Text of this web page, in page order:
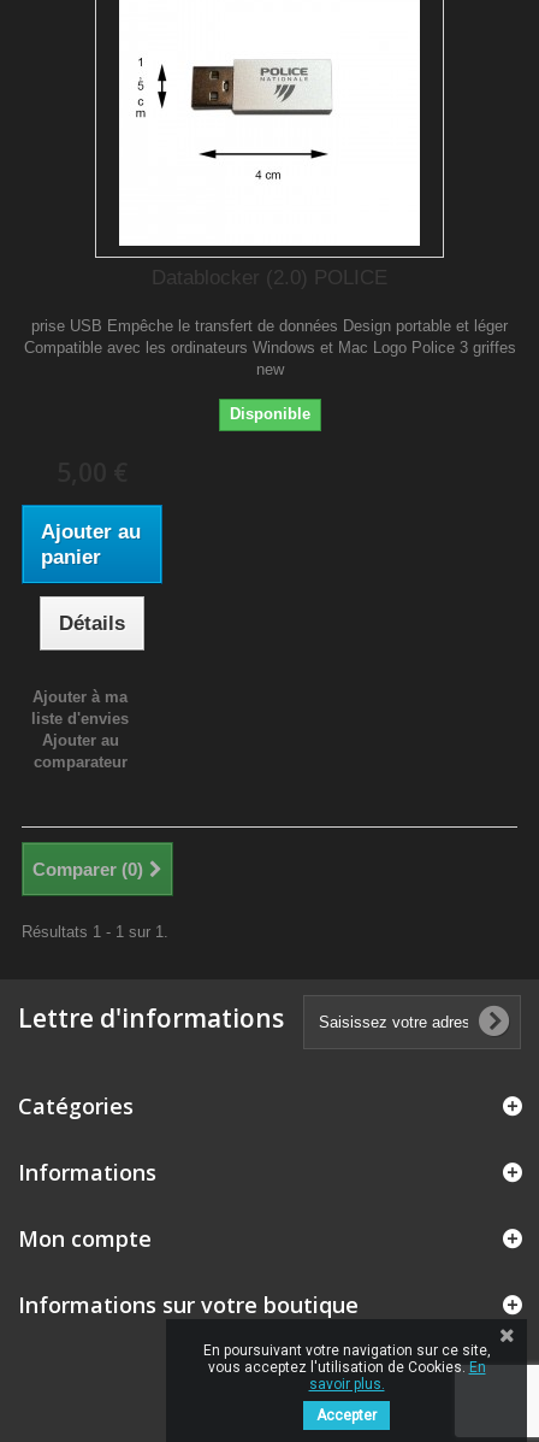
Datablocker (2.0) POLICE
prise USB Empêche le transfert de données Design portable et léger
Compatible avec les ordinateurs Windows et Mac Logo Police 3 griffes
new
Disponible
Ajouter au
panier
Détails
Ajouter à ma
liste d'envies
Ajouter au
comparateur
Comparer (0)
Résultats 1 - 1 sur 1.
Lettre d'informations
Catégories
Informations
Mon compte
Informations sur votre boutique
En poursuivant votre navigation sur ce site,
vous acceptez l'utilisation de Cookies.En
savoir plus.
Accepter